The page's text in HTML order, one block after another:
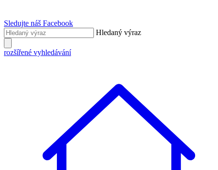
Sledujte náš Facebook
Hledaný výraz
rozšířené vyhledávání